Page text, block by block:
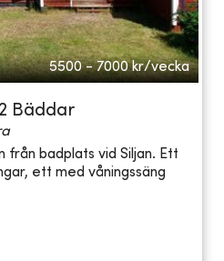
5500 - 7000 kr/vecka
Bäddar
från badplats vid Siljan. Ett
ett med våningssäng